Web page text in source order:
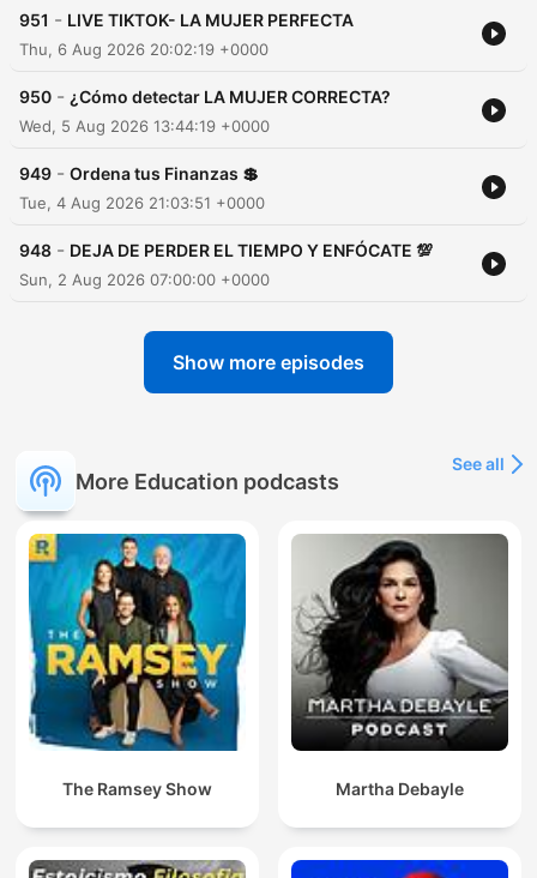
951 - LIVE TIKTOK- LA MUJER PERFECTA
Thu, 6 Aug 2026 20:02:19 +0000
950 - ¿Cómo detectar LA MUJER CORRECTA?
Wed, 5 Aug 2026 13:44:19 +0000
949 - Ordena tus Finanzas 💲
Tue, 4 Aug 2026 21:03:51 +0000
948 - DEJA DE PERDER EL TIEMPO Y ENFÓCATE 💯
Sun, 2 Aug 2026 07:00:00 +0000
Show more episodes
More Education podcasts
See all
The Ramsey Show Martha Debayle